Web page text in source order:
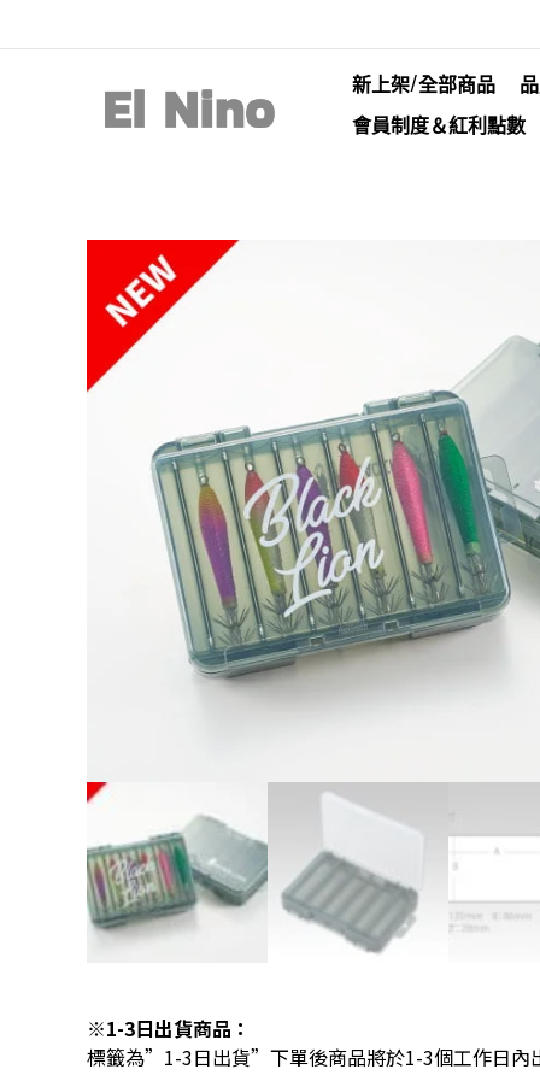
新上架/全部商品
會員制度＆紅利點數
※1-3日出貨商品：
標籤為”1-3日出貨”下單後商品將於1-3個工作日內